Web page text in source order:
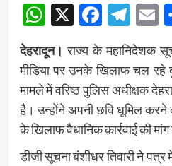
WhatsApp
X
देहरादून। राज्य के महानिदेशक
मीडिया पर उनके खिलाफ चल
मामले में वरिष्ठ पुलिस अधीक्षक
है। उन्होंने अपनी छवि धूमिल करने
के खिलाफ वैधानिक कार्रवाई की
डीजी सूचना बंशीधर तिवारी ने पत्र